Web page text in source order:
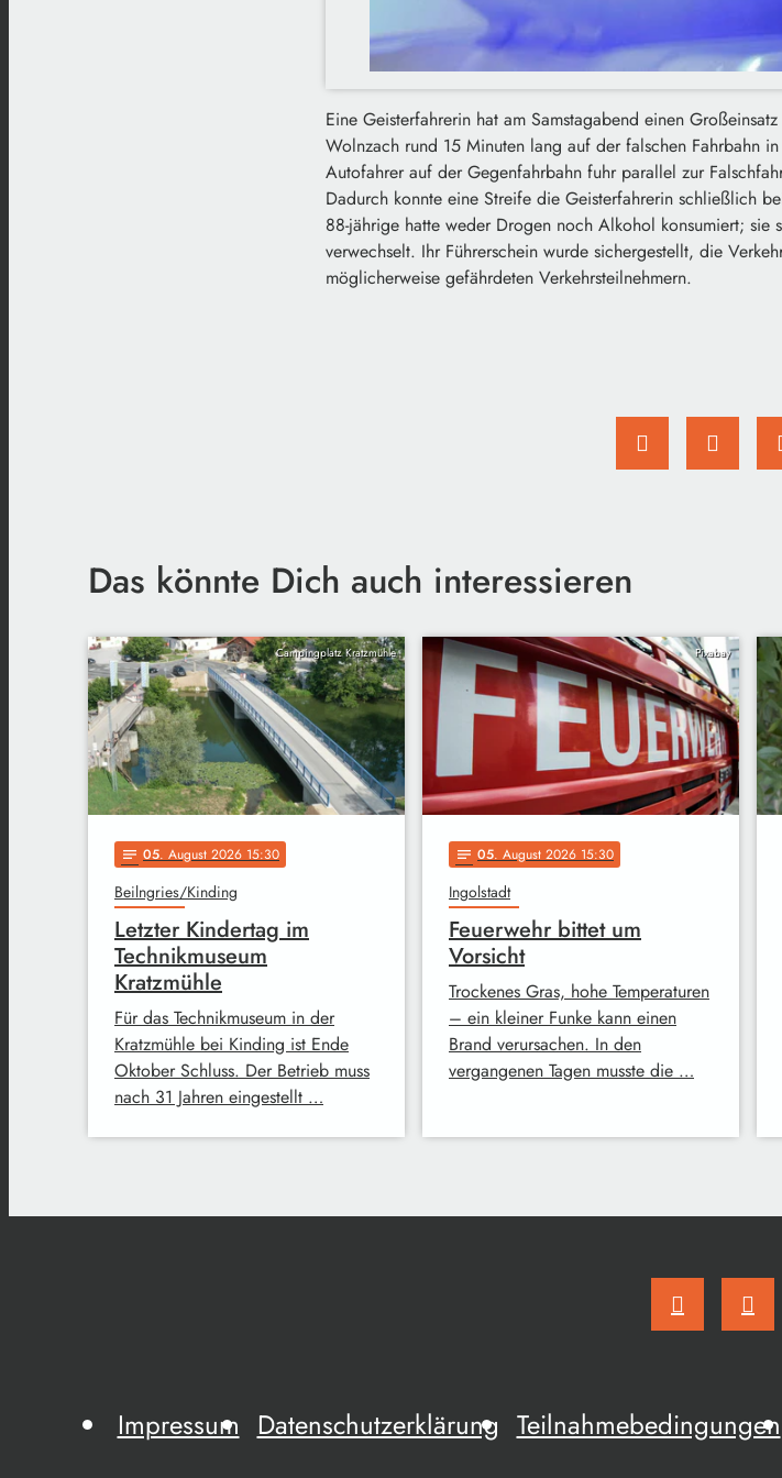
Eine Geisterfahrerin hat am Samstagabend einen
Wolnzach rund 15 Minuten lang auf der falschen Fahrbahn
Autofahrer auf der Gegenfahrbahn fuhr parallel zur
Dadurch konnte eine Streife die Geisterfahrerin schließlich
88-jährige hatte weder Drogen noch Alkohol konsumiert; sie
verwechselt. Ihr Führerschein wurde sichergestellt, die
möglicherweise gefährdeten Verkehrsteilnehmern.
Das könnte Dich auch interessieren
Campingplatz Kratzmühle
notes 05. August 2026 15:30
Beilngries/Kinding
Letzter Kindertag im
Technikmuseum
Kratzmühle
Für das Technikmuseum in der
Kratzmühle bei Kinding ist Ende
Oktober Schluss. Der Betrieb muss
nach 31 Jahren eingestellt …
Pixabay
notes 05. August 2026 15:30
Ingolstadt
Feuerwehr bittet um
Vorsicht
Trockenes Gras, hohe Temperaturen
– ein kleiner Funke kann einen
Brand verursachen. In den
vergangenen Tagen musste die …
Impressum Datenschutzerklärung Teilnahmebedingungen